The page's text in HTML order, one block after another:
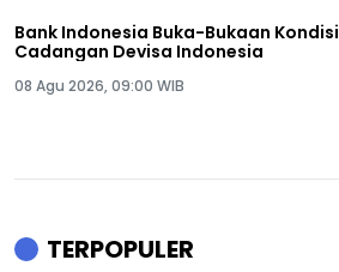
Bank Indonesia Buka-Bukaan Kondisi
Cadangan Devisa Indonesia
08 Agu 2026, 09:00 WIB
TERPOPULER